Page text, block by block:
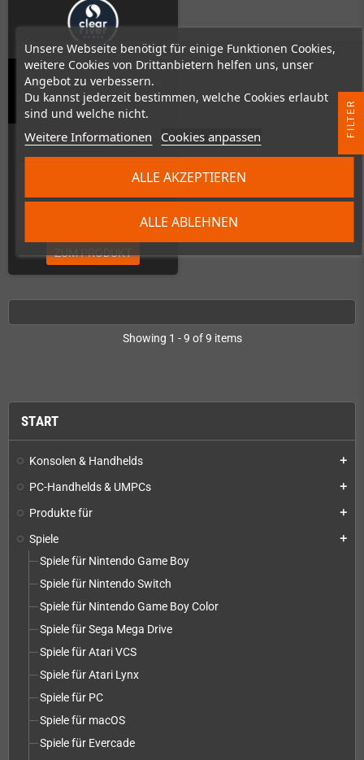
Unsere Webseite benötigt für einige Funktionen Cookies,
weitere Cookies von Drittanbietern helfen uns, unser
Angebot zu verbessern.
Du kannst jederzeit bestimmen, welche Cookies erlaubt
sind und welche nicht.
Weitere Informationen Cookies anpassen
ALLE ABLEHNEN
ALLE AKZEPTIEREN
START
Konsolen & Handhelds add
PC-Handhelds & UMPCs add
Produkte für add
Spiele add
Spiele für Nintendo Game Boy
Spiele für Nintendo Switch
Spiele für Nintendo Game Boy Color
Spiele für Sega Mega Drive
Spiele für Atari VCS
Spiele für Atari Lynx
Spiele für PC
Spiele für macOS
Spiele für Evercade
Ender Magnolia Deluxe Edition
(PS4)
Nicht auf Lager
ZUM PRODUKT
Showing 1 - 9 of 9 items
R